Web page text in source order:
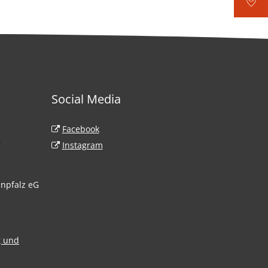
eG
und
Social Media
Facebook
Instagram